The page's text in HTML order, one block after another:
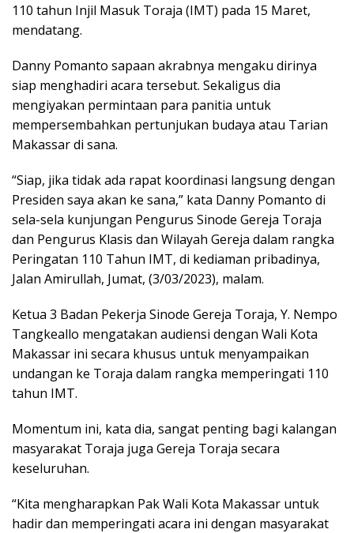
110 tahun Injil Masuk Toraja (IMT) pada 15 Maret,
mendatang.
Danny Pomanto sapaan akrabnya mengaku dirinya
siap menghadiri acara tersebut. Sekaligus dia
mengiyakan permintaan para panitia untuk
mempersembahkan pertunjukan budaya atau Tarian
Makassar di sana.
“Siap, jika tidak ada rapat koordinasi langsung dengan
Presiden saya akan ke sana,” kata Danny Pomanto di
sela-sela kunjungan Pengurus Sinode Gereja Toraja
dan Pengurus Klasis dan Wilayah Gereja dalam rangka
Peringatan 110 Tahun IMT, di kediaman pribadinya,
Jalan Amirullah, Jumat, (3/03/2023), malam.
Ketua 3 Badan Pekerja Sinode Gereja Toraja, Y. Nempo
Tangkeallo mengatakan audiensi dengan Wali Kota
Makassar ini secara khusus untuk menyampaikan
undangan ke Toraja dalam rangka memperingati 110
tahun IMT.
Momentum ini, kata dia, sangat penting bagi kalangan
masyarakat Toraja juga Gereja Toraja secara
keseluruhan.
“Kita mengharapkan Pak Wali Kota Makassar untuk
hadir dan memperingati acara ini dengan masyarakat